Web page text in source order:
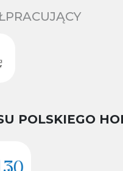
POLSKIEGO